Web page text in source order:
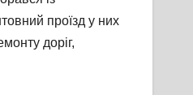
проїзд у них
доріг,